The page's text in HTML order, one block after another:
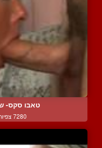
טאבו סקס-
7280 צפיות